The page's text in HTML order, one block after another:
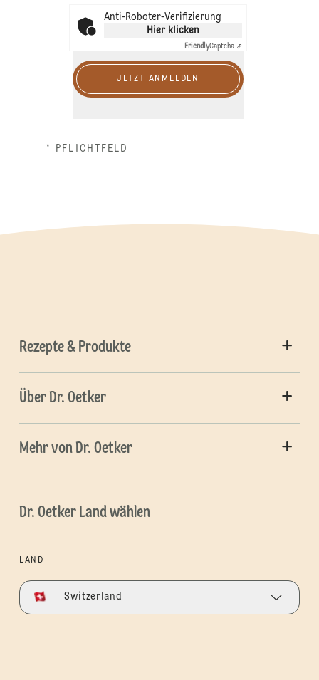
Anti-Roboter-Verifizierung
Hier klicken
FriendlyCaptcha ⇗
JETZT ANMELDEN
* PFLICHTFELD
Rezepte & Produkte
Über Dr. Oetker
Mehr von Dr. Oetker
Dr. Oetker Land wählen
LAND
Switzerland